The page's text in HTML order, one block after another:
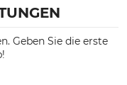
Geben Sie die erste